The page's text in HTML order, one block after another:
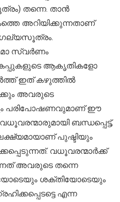
തന്നെ. താൻ
അറിയിക്കുന്നതാണ്
സ്വർണം
കപ്പുകളുടെ ആകൃതികളോ
ഇത് കഴുത്തിൽ
അവരുടെ
പരിപോഷണവുമാണ് ഈ
ബന്ധപ്പെട്ട്,
പുഷ്ടിയും
വധൂവരന്മാർക്ക്
അവരുടെ തന്നെ
ശക്തിയോടെയും
എന്ന